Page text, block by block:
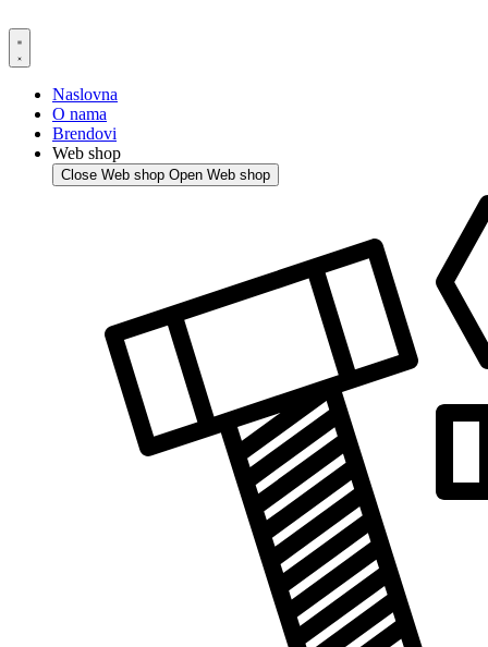
to
content
Naslovna
O nama
Brendovi
Web shop
Close Web shop Open Web shop